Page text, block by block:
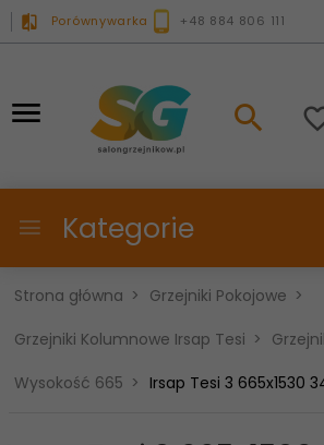
Porównywarka +48 884 806 111
Kategorie
Strona główna
Grzejniki Pokojowe
Grzejniki Kolumnowe Irsap Tesi
Wysokość 665
Irsap Tesi 3 665x1530